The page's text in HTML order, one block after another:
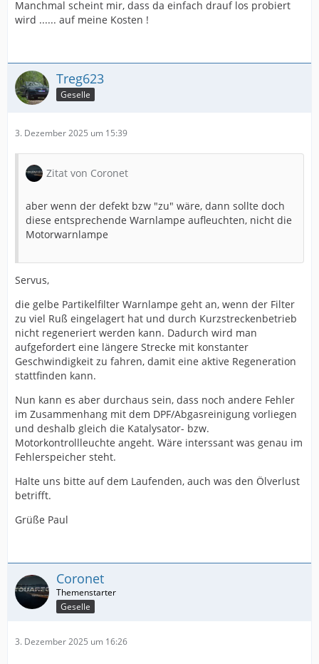
Manchmal scheint mir, dass da einfach drauf los probiert
wird ...... auf meine Kosten !
Treg623
Geselle
3. Dezember 2025 um 15:39
Zitat von Coronet
aber wenn der defekt bzw "zu" wäre, dann sollte doch
diese entsprechende Warnlampe aufleuchten, nicht die
Motorwarnlampe
Servus,
die gelbe Partikelfilter Warnlampe geht an, wenn der Filter
zu viel Ruß eingelagert hat und durch Kurzstreckenbetrieb
nicht regeneriert werden kann. Dadurch wird man
aufgefordert eine längere Strecke mit konstanter
Geschwindigkeit zu fahren, damit eine aktive Regeneration
stattfinden kann.
Nun kann es aber durchaus sein, dass noch andere Fehler
im Zusammenhang mit dem DPF/Abgasreinigung vorliegen
und deshalb gleich die Katalysator- bzw.
Motorkontrollleuchte angeht. Wäre interssant was genau im
Fehlerspeicher steht.
Halte uns bitte auf dem Laufenden, auch was den Ölverlust
betrifft.
Grüße Paul
Coronet
Geselle
3. Dezember 2025 um 16:26